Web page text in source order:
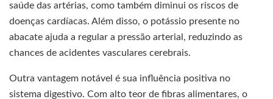
saúde das artérias, como também diminui os riscos de
doenças cardíacas. Além disso, o potássio presente no
abacate ajuda a regular a pressão arterial, reduzindo as
chances de acidentes vasculares cerebrais.
Outra vantagem notável é sua influência positiva no
sistema digestivo. Com alto teor de fibras alimentares, o